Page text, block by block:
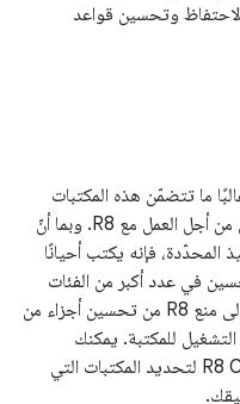
وتحسين قواعد
ما تتضمّن هذه المكتبات
قواعد خاصة بها للحفاظ على المستهلكين من أجل العمل مع R8. وبما أنّ
المحدّدة، فإنه يكتب أحيانًا
في عدد أكبر من الفئات
والحقول والطرق اللازمة. قد يؤدي ذلك إلى منع R8 من تحسين أجزاء من
للمكتبة. يمكنك
استخدام أداة R8 Configuration Analyzer لتحديد المكتبات التي